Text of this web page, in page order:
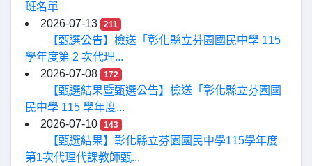
班名單
2026-07-13
211
【甄選公告】檢送「彰化縣立芬園國民中學 115
學年度第 2 次代理...
2026-07-08
172
【甄選結果暨甄選公告】檢送「彰化縣立芬園國
民中學 115 學年度...
2026-07-10
143
【甄選結果】彰化縣立芬園國民中學115學年度
第1次代理代課教師甄...